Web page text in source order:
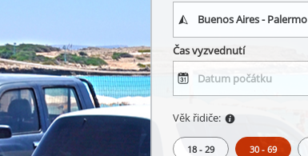
Čas vyzvednutí
Věk řidiče:
18 - 29 30 - 69